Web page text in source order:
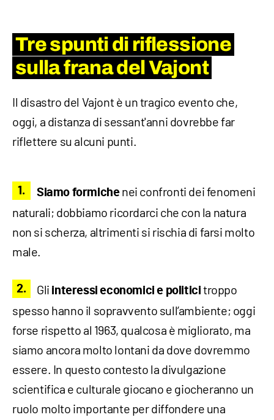
Tre spunti di riflessione
sulla frana del Vajont
Il disastro del Vajont è un tragico evento che,
oggi, a distanza di sessant'anni dovrebbe far
riflettere su alcuni punti.
Siamo formichenei confronti dei fenomeni
naturali; dobbiamo ricordarci che con la natura
non si scherza, altrimenti si rischia di farsi molto
male.
Gli interessi economici e politici troppo
spesso hanno il sopravvento sull’ambiente; oggi
forse rispetto al 1963, qualcosa è migliorato, ma
siamo ancora molto lontani da dove dovremmo
essere. In questo contesto la divulgazione
scientifica e culturale giocano e giocheranno un
ruolo molto importante per diffondere una